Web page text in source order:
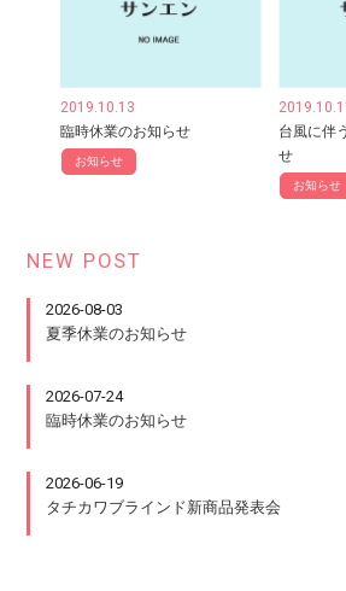
2019.10.13
臨時休業のお知らせ
お知らせ
台風に伴
せ
お知らせ
NEW POST
2026-08-03
夏季休業のお知らせ
2026-07-24
臨時休業のお知らせ
2026-06-19
タチカワブラインド新商品発表会